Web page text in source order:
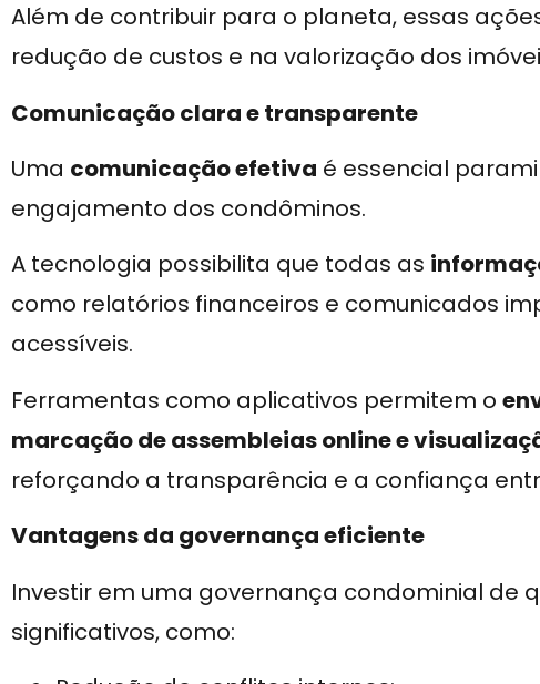
Além de contribuir para o planeta, essas
redução de custos e na valorização dos
Comunicação clara e transparente
Uma comunicação efetiva é essencial
engajamento dos condôminos.
A tecnologia possibilita que todas as
como relatórios financeiros e comunicados
acessíveis.
Ferramentas como aplicativos permitem o
marcação de assembleias online e
reforçando a transparência e a confiança
Vantagens da governança eficiente
Investir em uma governança condominial de
significativos, como: